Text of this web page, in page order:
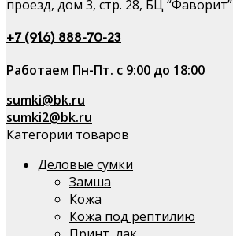
проезд, дом 3, стр. 28, БЦ “Фаворит”
+7 (916) 888-70-23
Работаем Пн-Пт. с 9:00 до 18:00
sumki@bk.ru
sumki2@bk.ru
Категории товаров
Деловые сумки
Замша
Кожа
Кожа под рептилию